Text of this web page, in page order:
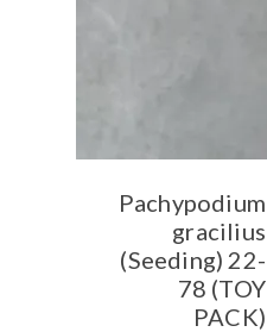
Pachypodium
gracilius
(Seeding) 22-
78 (TOY
PACK)